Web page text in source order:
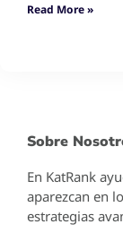
Read More »
Sobre
En KatRank
aparezcan en
estrategias